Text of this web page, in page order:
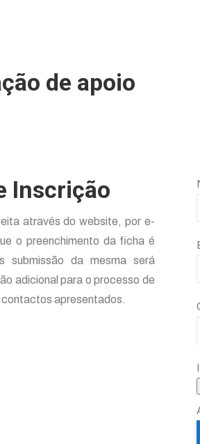
de apoio
Inscrição
através do website, por e-
o preenchimento da ficha é
submissão da mesma será
adicional para o processo de
contactos apresentados.